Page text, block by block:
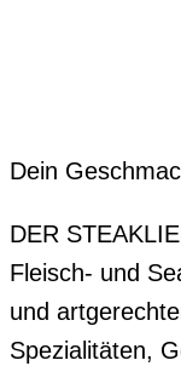
Dein
DER
Fleisch- und
und
Spezialitäten,